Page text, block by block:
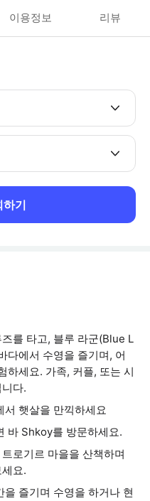
이용정보 리뷰
하기
를 타고, 블루 라군(Blue L
다에서 수영을 즐기며, 어
하세요. 가족, 커플, 또는 시
다.
서 햇살을 만끽하세요
바 Shkoy를 방문하세요.
로기르 마을을 산책하며
요.
즐기며 수영을 하거나 현